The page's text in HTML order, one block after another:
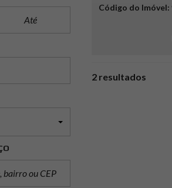
Código do Imóvel:
2 resultados